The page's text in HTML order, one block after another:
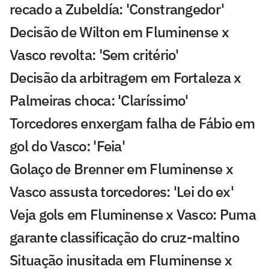
recado a Zubeldía: 'Constrangedor'
Decisão de Wilton em Fluminense x
Vasco revolta: 'Sem critério'
Decisão da arbitragem em Fortaleza x
Palmeiras choca: 'Claríssimo'
Torcedores enxergam falha de Fábio em
gol do Vasco: 'Feia'
Golaço de Brenner em Fluminense x
Vasco assusta torcedores: 'Lei do ex'
Veja gols em Fluminense x Vasco: Puma
garante classificação do cruz-maltino
Situação inusitada em Fluminense x